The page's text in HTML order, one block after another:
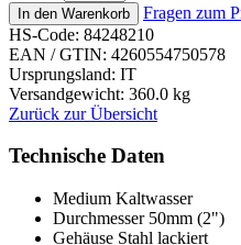
Fragen zum
HS-Code: 84248210
EAN / GTIN: 4260554750578
Ursprungsland: IT
Versandgewicht: 360.0 kg
Zurück zur Übersicht
Technische Daten
Medium Kaltwasser
Durchmesser 50mm (2")
Gehäuse Stahl lackiert